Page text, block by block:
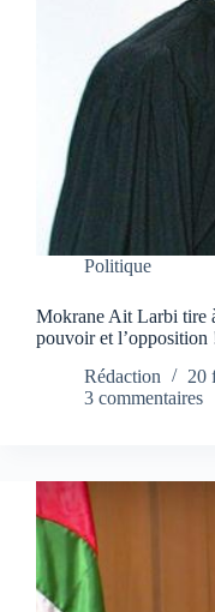
Politique
Mokrane Ait Larbi tire
pouvoir et l’opposition
Rédaction
20
3 commentaires